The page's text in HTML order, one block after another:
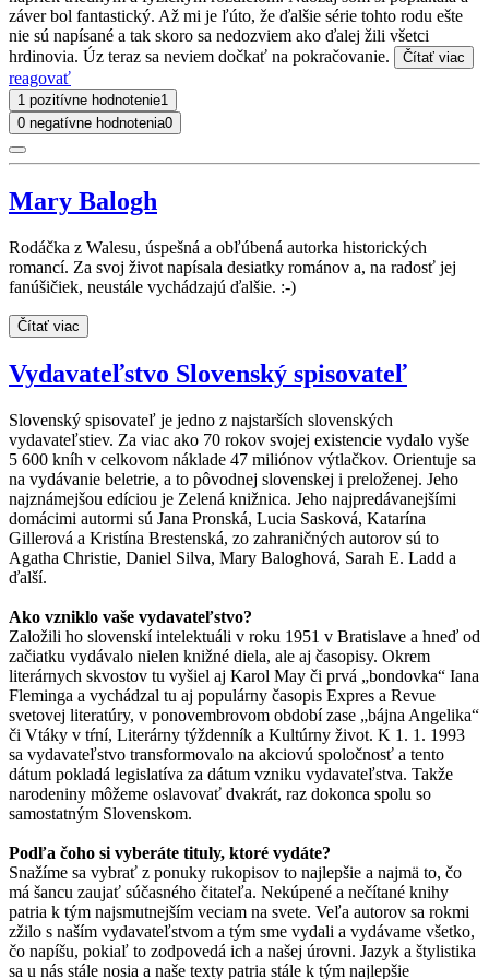
záver bol fantastický. Až mi je ľúto, že ďalšie série tohto rodu ešte
nie sú napísané a tak skoro sa nedozviem ako ďalej žili všetci
hrdinovia. Úz teraz sa neviem dočkať na pokračovanie.
Čítať viac
reagovať
1 pozitívne hodnotenie1
0 negatívne hodnotenia0
Mary Balogh
Rodáčka z Walesu, úspešná a obľúbená autorka historických
romancí. Za svoj život napísala desiatky románov a, na radosť jej
fanúšičiek, neustále vychádzajú ďalšie. :-)
Čítať viac
Vydavateľstvo Slovenský spisovateľ
Slovenský spisovateľ je jedno z najstarších slovenských
vydavateľstiev. Za viac ako 70 rokov svojej existencie vydalo vyše
5 600 kníh v celkovom náklade 47 miliónov výtlačkov. Orientuje sa
na vydávanie beletrie, a to pôvodnej slovenskej i preloženej. Jeho
najznámejšou edíciou je Zelená knižnica. Jeho najpredávanejšími
domácimi autormi sú Jana Pronská, Lucia Sasková, Katarína
Gillerová a Kristína Brestenská, zo zahraničných autorov sú to
Agatha Christie, Daniel Silva, Mary Baloghová, Sarah E. Ladd a
ďalší.
Ako vzniklo vaše vydavateľstvo?
Založili ho slovenskí intelektuáli v roku 1951 v Bratislave a hneď od
začiatku vydávalo nielen knižné diela, ale aj časopisy. Okrem
literárnych skvostov tu vyšiel aj Karol May či prvá „bondovka“ Iana
Fleminga a vychádzal tu aj populárny časopis Expres a Revue
svetovej literatúry, v ponovembrovom období zase „bájna Angelika“
či Vtáky v tŕní, Literárny týždenník a Kultúrny život. K 1. 1. 1993
sa vydavateľstvo transformovalo na akciovú spoločnosť a tento
dátum pokladá legislatíva za dátum vzniku vydavateľstva. Takže
narodeniny môžeme oslavovať dvakrát, raz dokonca spolu so
samostatným Slovenskom.
Podľa čoho si vyberáte tituly, ktoré vydáte?
Snažíme sa vybrať z ponuky rukopisov to najlepšie a najmä to, čo
má šancu zaujať súčasného čitateľa. Nekúpené a nečítané knihy
patria k tým najsmutnejším veciam na svete. Veľa autorov sa rokmi
zžilo s naším vydavateľstvom a tým sme vydali a vydávame všetko,
čo napíšu, pokiaľ to zodpovedá ich a našej úrovni. Jazyk a štylistika
sa u nás stále nosia a naše texty patria stále k tým najlepšie